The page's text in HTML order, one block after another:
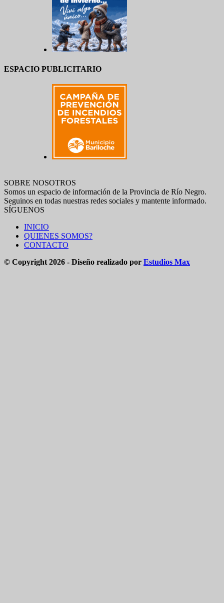
ESPACIO PUBLICITARIO
SOBRE NOSOTROS
Somos un espacio de información de la Provincia de Río Negro.
Seguinos en todas nuestras redes sociales y mantente informado.
SÍGUENOS
INICIO
QUIENES SOMOS?
CONTACTO
© Copyright 2026 - Diseño realizado por Estudios Max